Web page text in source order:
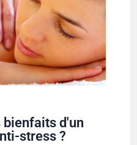
bienfaits d'un
stress ?